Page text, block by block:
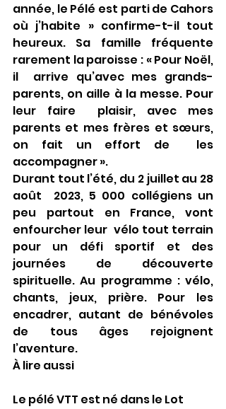
année, le Pélé est parti de Cahors
où j’habite » confirme-t-il tout
heureux. Sa famille fréquente
rarement la paroisse : « Pour Noël,
il  arrive qu’avec mes grands-
parents, on aille à la messe. Pour
leur faire  plaisir, avec mes
parents et mes frères et sœurs,
on fait un effort de  les
accompagner ».
Durant tout l’été, du 2 juillet au 28
août  2023, 5 000 collégiens un
peu partout en France, vont
enfourcher leur  vélo tout terrain
pour un défi sportif et des
journées de découverte
spirituelle. Au programme : vélo,
chants, jeux, prière. Pour les
encadrer, autant de bénévoles
de tous âges rejoignent
l’aventure.
À lire aussi
Le pélé VTT est né dans le Lot